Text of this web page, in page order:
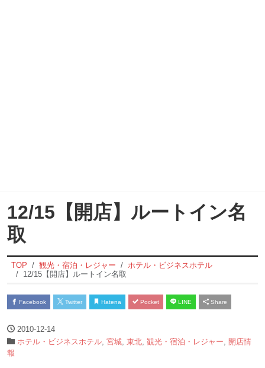
12/15【開店】ルートイン名
取
TOP 観光・宿泊・レジャー
ホテル・ビジネスホテル
12/15【開店】ルートイン名取
Facebook Twitter Hatena Pocket LINE Share
2010-12-14
ホテル・ビジネスホテル 宮城 東北 観光・宿泊・レジャー 開店情
報